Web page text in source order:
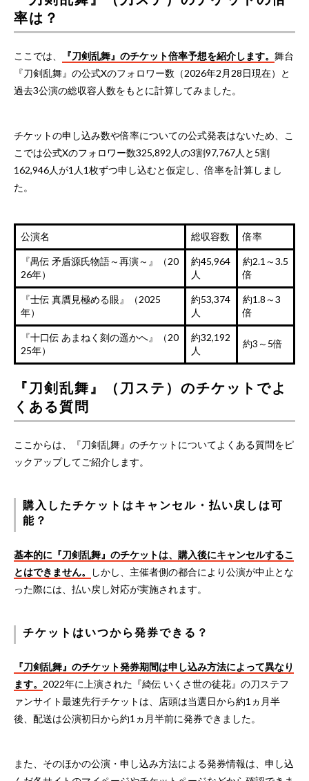
率は？
ここでは、 『刀剣乱舞』のチケット倍率予想を紹介します。 舞台
『刀剣乱舞』の公式Xのフォロワー数（2026年2月28日現在）と
過去3公演の総収容人数をもとに計算してみました。
チケットの申し込み数や倍率についての公式発表はないため、こ
こでは公式Xのフォロワー数325,892人の3割97,767人と5割
162,946人が1人1枚ずつ申し込むと仮定し、倍率を計算しまし
た。
公演名 総収容数 倍率
『禺伝 矛盾源氏物語～再演～』（20
26年）
約45,964
人
約2.1～3.5
倍
『士伝 真贋見極める眼』（2025
年）
約53,374
人
約1.8～3
倍
『十口伝 あまねく刻の遥かへ』（20
25年）
約32,192
人
約3～5倍
『刀剣乱舞』（刀ステ）のチケットでよ
くある質問
ここからは、『刀剣乱舞』のチケットについてよくある質問をピ
ックアップしてご紹介します。
購入したチケットはキャンセル・払い戻しは可
能？
基本的に『刀剣乱舞』のチケットは、購入後にキャンセルするこ
とはできません。
しかし、主催者側の都合により公演が中止とな
った際には、払い戻し対応が実施されます。
チケットはいつから発券できる？
『刀剣乱舞』のチケット発券期間は申し込み方法によって異なり
ます。 2022年に上演された『綺伝 いくさ世の徒花』の刀ステフ
ァンサイト最速先行チケットは、店頭は当選日から約1ヵ月半
後、配送は公演初日から約1ヵ月半前に発券できました。
また、そのほかの公演・申し込み方法による発券情報は、申し込